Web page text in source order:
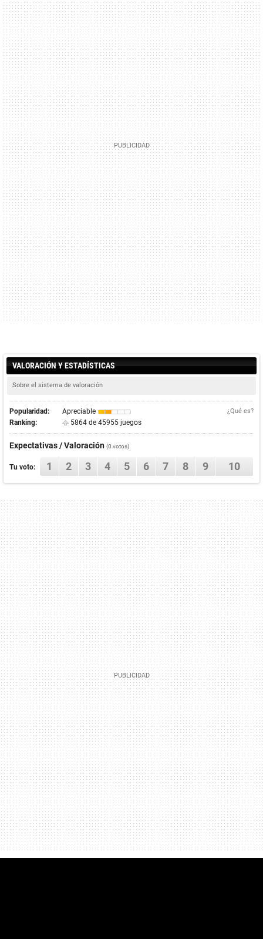
VALORACIÓN Y ESTADÍSTICAS
Sobre el sistema de valoración
Popularidad: Apreciable ¿Qué es?
Ranking: 5864 de 45955 juegos
Expectativas / Valoración (0 votos)
Tu voto: 1 2 3 4 5 6 7 8 9 10